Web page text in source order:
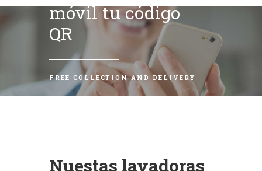
móvil tu código
QR
FREE COLLECTION AND DELIVERY
Nuestas lavadoras